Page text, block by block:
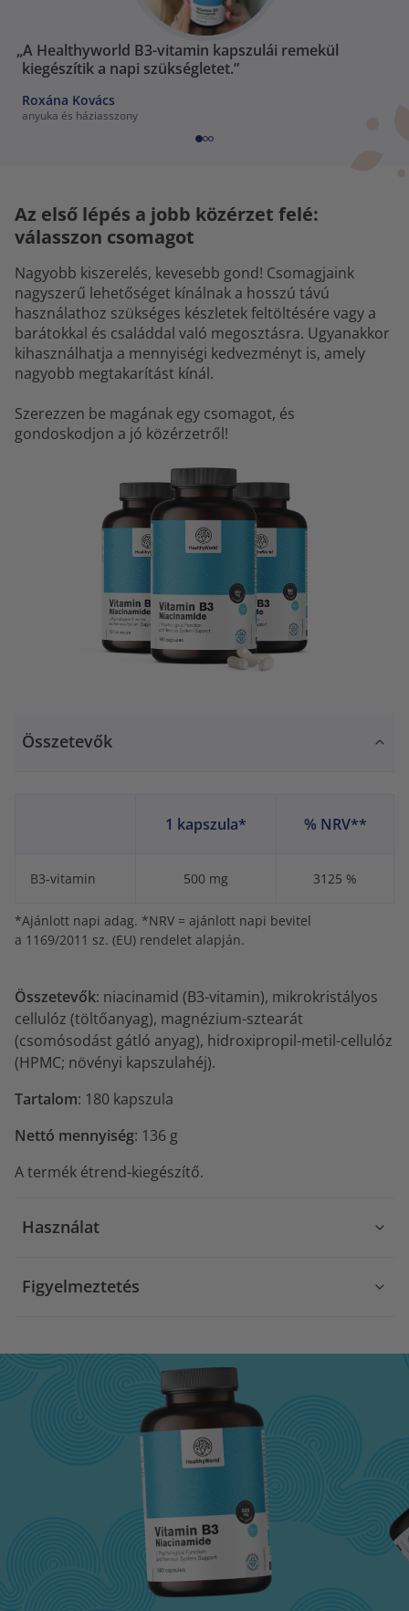
„A Healthyworld B3-vitamin kapszulái remekül
kiegészítik a napi szükségletet.”
Roxána Kovács
anyuka és háziasszony
Az első lépés a jobb közérzet felé:
válasszon csomagot
Nagyobb kiszerelés, kevesebb gond! Csomagjaink
nagyszerű lehetőséget kínálnak a hosszú távú
használathoz szükséges készletek feltöltésére vagy a
barátokkal és családdal való megosztásra. Ugyanakkor
kihasználhatja a mennyiségi kedvezményt is, amely
nagyobb megtakarítást kínál.
Szerezzen be magának egy csomagot, és
gondoskodjon a jó közérzetről!
Összetevők
1 kapszula* % NRV**
B3-vitamin 500 mg 3125 %
*Ajánlott napi adag. *NRV = ajánlott napi bevitel
a 1169/2011 sz. (EU) rendelet alapján.
Összetevők: niacinamid (B3-vitamin), mikrokristályos
cellulóz (töltőanyag), magnézium-sztearát
(csomósodást gátló anyag), hidroxipropil-metil-cellulóz
(HPMC; növényi kapszulahéj).
Tartalom: 180 kapszula
Nettó mennyiség: 136 g
A termék étrend-kiegészítő.
Használat
Figyelmeztetés